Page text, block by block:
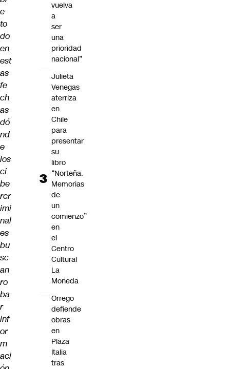
e
to
do
en
est
as
fe
ch
as
dó
nd
e
los
ci
be
rcr
imi
nal
es
bu
sc
an
ro
ba
r
inf
or
m
aci
vuelva
a
ser
una
prioridad
nacional”
Julieta
Venegas
aterriza
en
Chile
para
presentar
su
libro
“Norteña.
Memorias
de
un
comienzo”
en
el
Centro
Cultural
La
Moneda
Orrego
defiende
obras
en
Plaza
Italia
tras